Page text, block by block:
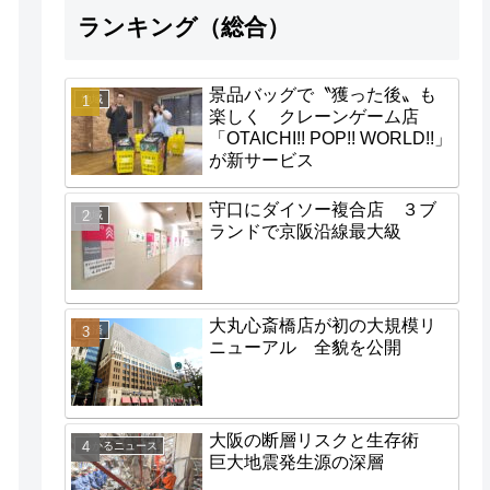
ランキング（総合）
地域
景品バッグで〝獲った後〟も
楽しく クレーンゲーム店
「OTAICHI!! POP!! WORLD!!」
が新サービス
地域
守口にダイソー複合店 ３ブ
ランドで京阪沿線最大級
経済
大丸心斎橋店が初の大規模リ
ニューアル 全貌を公開
わかるニュース
大阪の断層リスクと生存術
巨大地震発生源の深層